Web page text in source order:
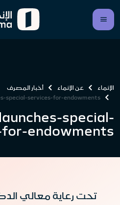
الإنماء عن الإنماء
أخبار المصرف
special-services-for-endowments
special-
endowments
تحت رعاية معالي